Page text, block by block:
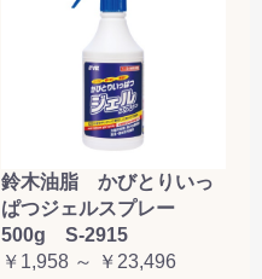
鈴木油脂 かびとりいっ
ぱつジェルスプレー
500g S-2915
￥1,958 ～ ￥23,496